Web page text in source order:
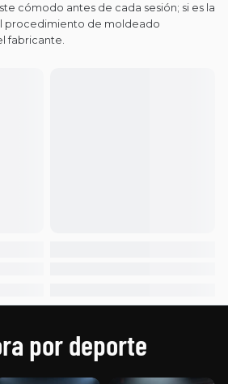
cómodo antes de cada sesión; si es la
procedimiento de moldeado
fabricante.
por deporte